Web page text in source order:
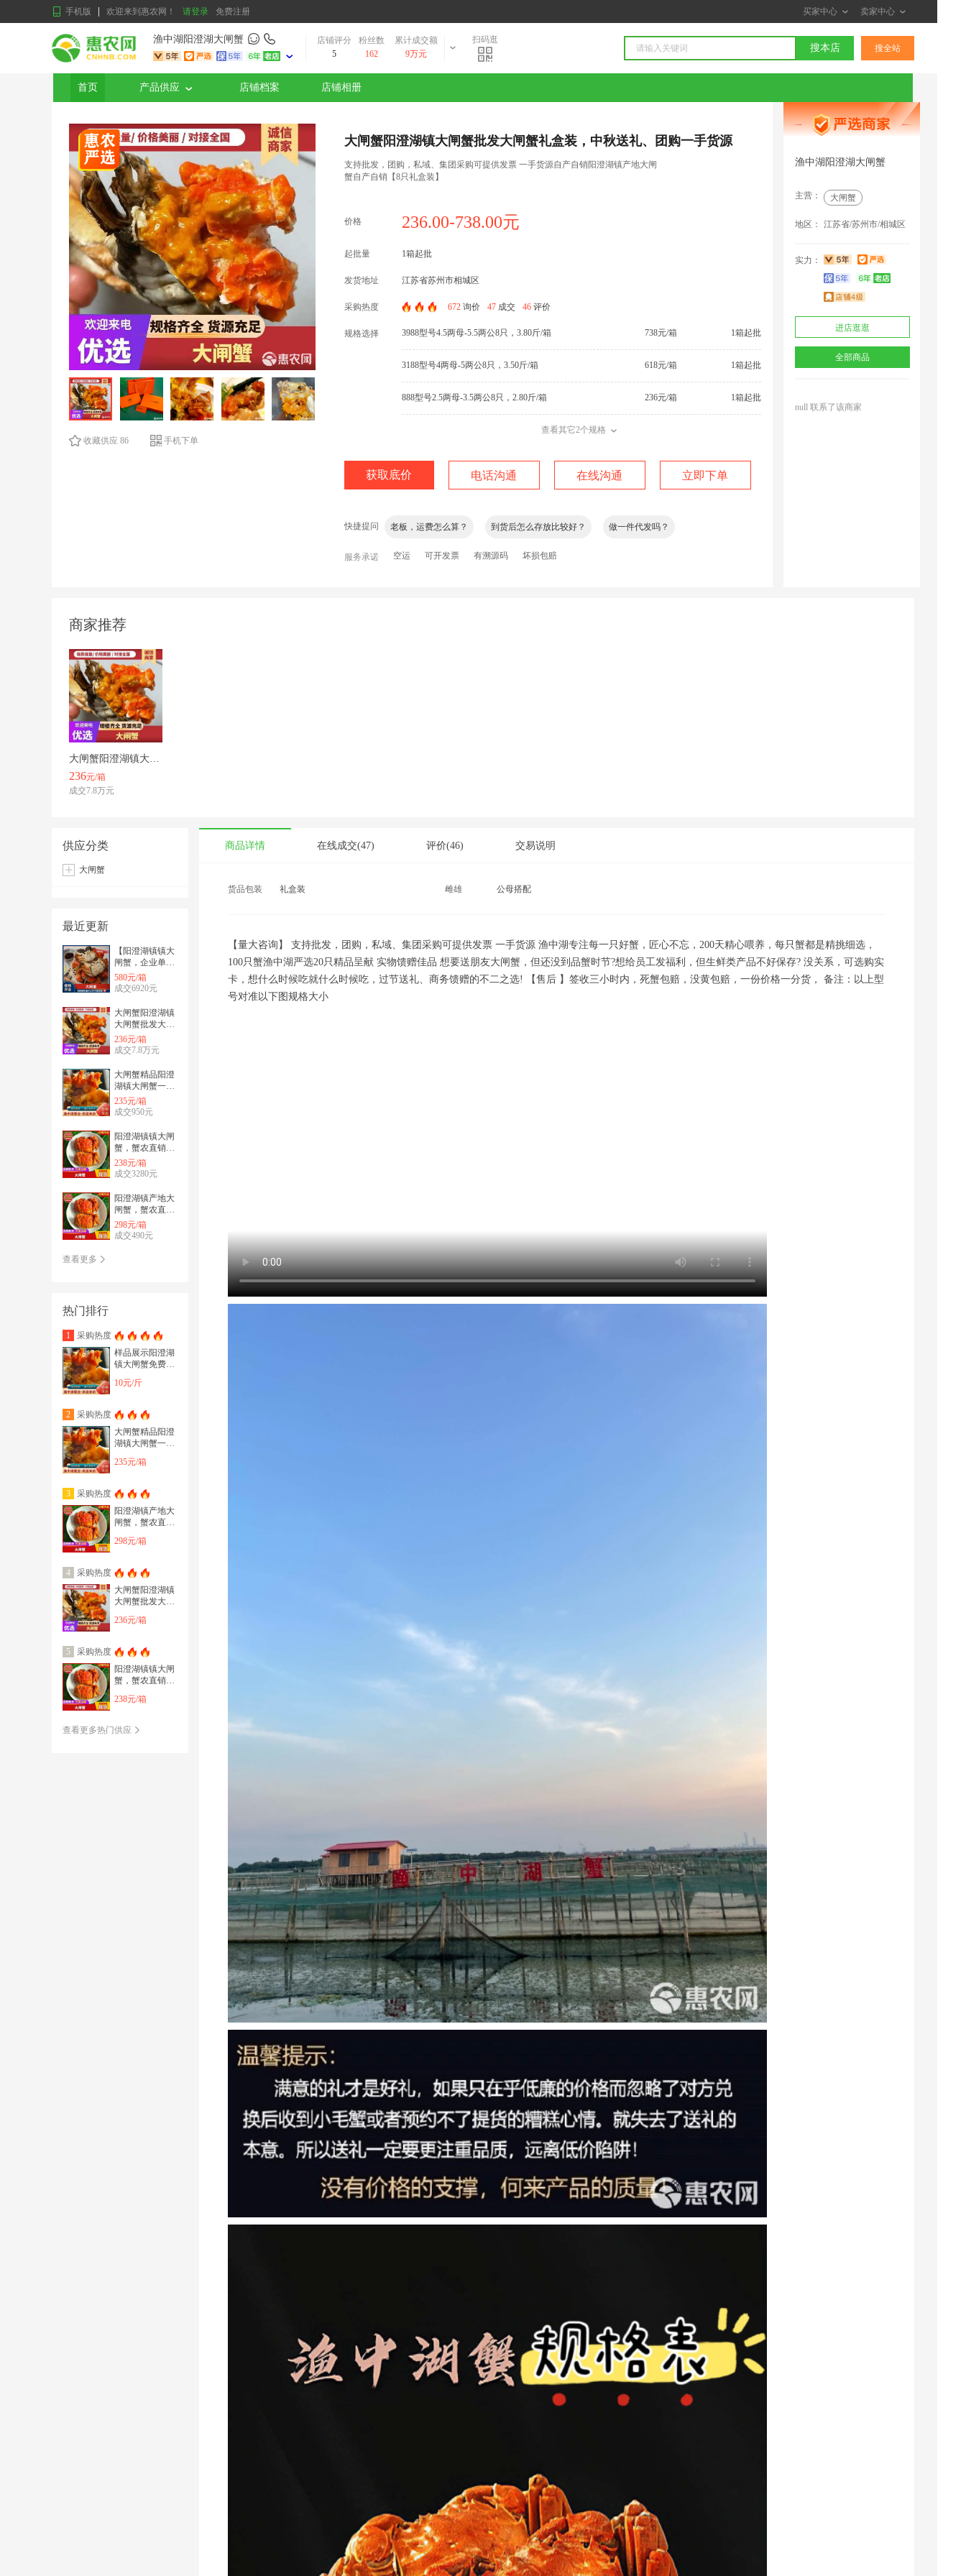
手机版 欢迎来到惠农网！ 请登录 免费注册 买家中心 卖家中心
渔中湖阳澄湖大闸蟹
店铺评分
5
粉丝数
162
累计成交额
9万元
扫码逛
搜本店 搜全站
首页 产品供应 店铺档案 店铺相册
收藏供应 86 手机下单
大闸蟹阳澄湖镇大闸蟹批发大闸蟹礼盒装，中秋送礼、团购一手货源
支持批发，团购，私域、集团采购可提供发票 一手货源自产自销阳澄湖镇产地大闸
蟹自产自销【8只礼盒装】
价格 236.00-738.00元
起批量 1箱起批
发货地址 江苏省苏州市相城区
采购热度 672 询价 47成交 46评价
规格选择 3988型号4.5两母-5.5两公8只，3.80斤/箱 738元/箱 1箱起批
3188型号4两母-5两公8只，3.50斤/箱 618元/箱 1箱起批
888型号2.5两母-3.5两公8只，2.80斤/箱 236元/箱 1箱起批
查看其它2个规格
获取底价 电话沟通 在线沟通 立即下单
快捷提问
品质怎么样？ 包成活么？ 死伤怎么赔偿？ 黄多不多？
老板，运费怎么算？ 到货后怎么存放比较好？ 做一件代发吗？
你有现货吗？ 下单后多长时间到货？
服务承诺 空运 可开发票 有溯源码 坏损包赔
渔中湖阳澄湖大闸蟹
主营： 大闸蟹
地区： 江苏省/苏州市/相城区
实力：
进店逛逛
全部商品
商家推荐
236元/箱
成交7.8万元
供应分类
大闸蟹
最近更新
【阳澄湖镇镇大
闸蟹，企业单
位，佳品】江苏
大闸蟹产地直
580元/箱
成交6920元
大闸蟹阳澄湖镇
大闸蟹批发大闸
蟹礼盒装，中秋
送礼、团购一手
236元/箱
成交7.8万元
大闸蟹精品阳澄
湖镇大闸蟹一手
货源礼盒包装，
批发、团购、代
235元/箱
成交950元
阳澄湖镇镇大闸
蟹，蟹农直销，
每只带防伪码，
江苏大闸蟹，每
238元/箱
成交3280元
阳澄湖镇产地大
闸蟹，蟹农直
供，只只带防伪
码，江苏大闸蟹
298元/箱
成交490元
查看更多
热门排行
1
采购热度
样品展示阳澄湖
镇大闸蟹免费加
购，企业采购一
10元/斤
2
采购热度
大闸蟹精品阳澄
湖镇大闸蟹一手
批发、团购、代
235元/箱
3
采购热度
阳澄湖镇产地大
闸蟹，蟹农直
码，江苏大闸蟹
298元/箱
4
采购热度
大闸蟹阳澄湖镇
大闸蟹批发大闸
送礼、团购一手
236元/箱
5
采购热度
阳澄湖镇镇大闸
蟹，蟹农直销，
江苏大闸蟹，每
238元/箱
查看更多热门供应
商品详情 在线成交(47) 评价(46) 交易说明
货品包装 礼盒装 雌雄 公母搭配
【量大咨询】 支持批发，团购，私域、集团采购可提供发票 一手货源 渔中湖专注每一只好蟹，匠心不忘，200天精心喂养，每只蟹都是精挑细选，
100只蟹渔中湖严选20只精品呈献 实物馈赠佳品 想要送朋友大闸蟹，但还没到品蟹时节?想给员工发福利，但生鲜类产品不好保存? 没关系，可选购实
卡，想什么时候吃就什么时候吃，过节送礼、商务馈赠的不二之选! 【售后 】签收三小时内，死蟹包赔，没黄包赔，一份价格一分货， 备注：以上型
号对准以下图规格大小